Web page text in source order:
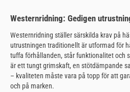
Westernridning: Gedigen
Westernridning ställer särskilda krav på
utrustningen traditionellt är utformad för
tuffa förhållanden, står funktionalitet och
är ett tungt grimskaft, en stötdämpande
– kvaliteten måste vara på topp för att
och på marken.